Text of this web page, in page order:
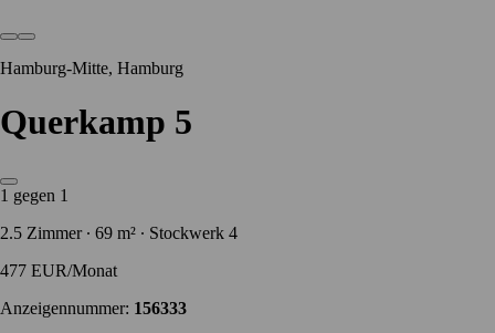
Hamburg-Mitte, Hamburg
Querkamp 5
1 gegen 1
2.5 Zimmer ∙ 69 m² ∙ Stockwerk 4
477 EUR/Monat
Anzeigennummer: 156333